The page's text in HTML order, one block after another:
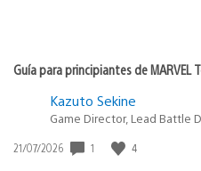
Guía para principiantes de MARVEL
Kazuto Sekine
Game Director, Lead Battle
Fecha
21/07/2026 1 4